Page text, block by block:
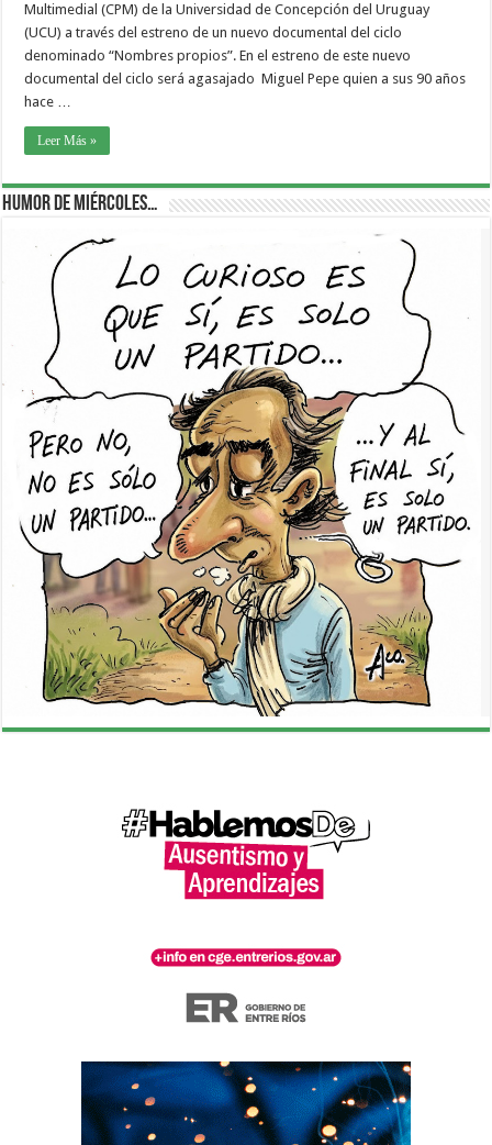
Multimedial (CPM) de la Universidad de Concepción del Uruguay
(UCU) a través del estreno de un nuevo documental del ciclo
denominado “Nombres propios”. En el estreno de este nuevo
documental del ciclo será agasajado Miguel Pepe quien a sus 90 años
hace …
Leer Más »
Humor de Miércoles…